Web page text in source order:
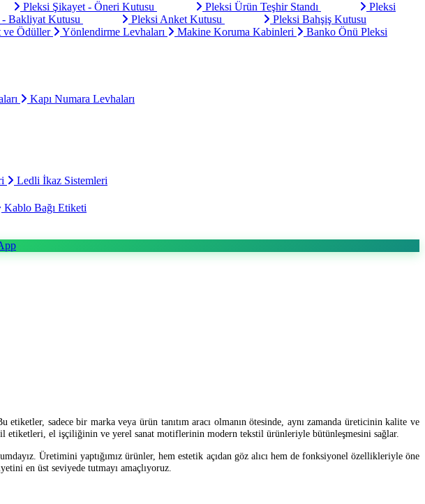
Pleksi Şikayet - Öneri Kutusu Pleksi Ürün Teşhir Standı
Pleksi
Bakliyat Kutusu Pleksi Anket Kutusu
Pleksi Bahşiş Kutusu
ve Ödüller Yönlendirme Levhaları Makine Koruma Kabinleri
Banko Önü Pleksi
Kapı Numara Levhaları
Ledli İkaz Sistemleri
Kablo Bağı Etiketi
sadece bir marka veya ürün tanıtım aracı olmanın ötesinde, aynı zamanda üreticinin kalite ve
etiketleri, el işçiliğinin ve yerel sanat motiflerinin modern tekstil ürünleriyle bütünleşmesini sağlar.
Üretimini yaptığımız ürünler, hem estetik açıdan göz alıcı hem de fonksiyonel özellikleriyle öne
en üst seviyede tutmayı amaçlıyoruz.